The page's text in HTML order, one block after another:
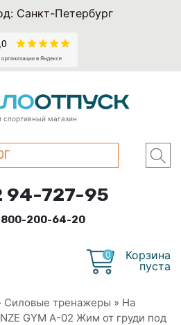
Санкт-Петербург
спортивный магазин
94-727-95
200-64-20
0
Корзина
пуста
Силовые тренажеры » На
GYM A-02 Жим от груди под